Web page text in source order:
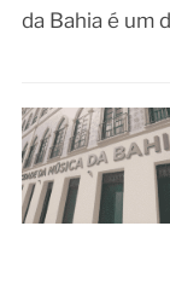
da Bahia é um